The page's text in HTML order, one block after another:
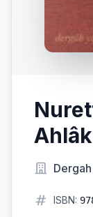
Dergah
ISBN: